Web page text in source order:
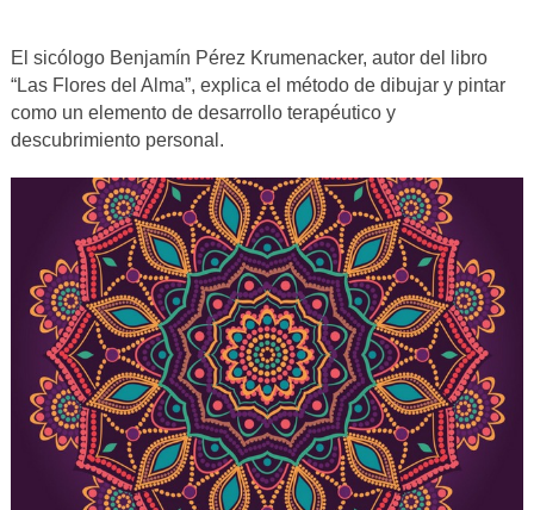
El sicólogo Benjamín Pérez Krumenacker, autor del libro
“Las Flores del Alma”, explica el método de dibujar y pintar
como un elemento de desarrollo terapéutico y
descubrimiento personal.